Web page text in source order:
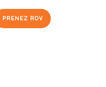
PRENEZ RDV